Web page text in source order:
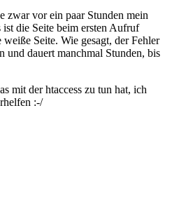
zwar vor ein paar Stunden mein
die Seite beim ersten Aufruf
Seite. Wie gesagt, der Fehler
und dauert manchmal Stunden, bis
mit der htaccess zu tun hat, ich
:-/